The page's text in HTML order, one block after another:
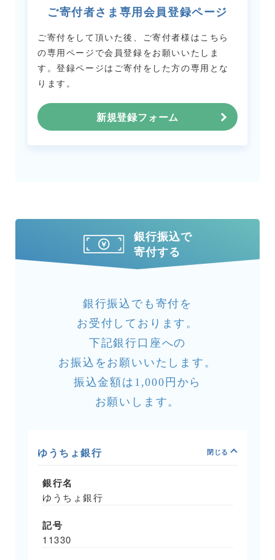
ご寄付者さま専用会員登録ページ
ご寄付をして頂いた後、ご寄付者様はこちら
の専用ページで会員登録をお願いいたしま
す。登録ページはご寄付をした方の専用とな
ります。
新規登録フォーム
銀行振込で
寄付する
銀行振込でも寄付を
お受付しております。
下記銀行口座への
お振込をお願いいたします。
振込金額は1,000円から
お願いします。
ゆうちょ銀行
銀行名
ゆうちょ銀行
記号
11330